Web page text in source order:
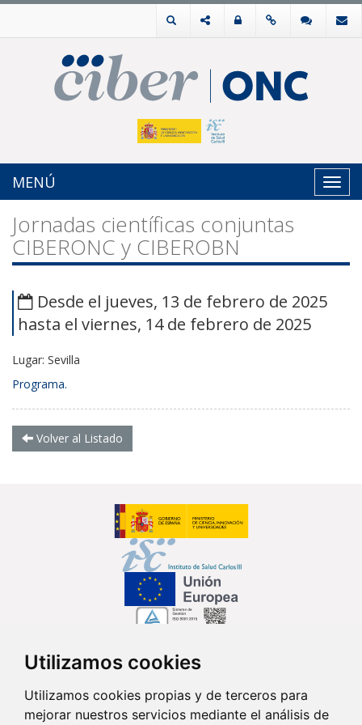
Utilizamos cookies
Utilizamos cookies propias y de terceros para
mejorar nuestros servicios mediante el análisis de
MENÚ
Jornadas científicas conjuntas
CIBERONC y CIBEROBN
Desde el jueves, 13 de febrero de 2025
hasta el viernes, 14 de febrero de 2025
Lugar: Sevilla
Programa.
Volver al Listado
Síguenos en...